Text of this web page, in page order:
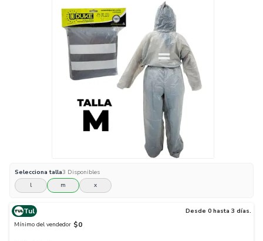
Selecciona talla3 Disponibles
l
m x
Tul
Desde 0 hasta 3 días.
Mínimo del vendedor $0